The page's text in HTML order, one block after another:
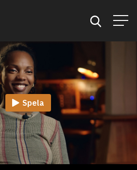
Kategorier
Spela